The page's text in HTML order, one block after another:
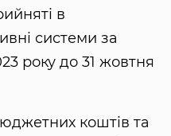
в
системи за
року до 31 жовтня
коштів та